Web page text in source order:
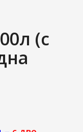
(с